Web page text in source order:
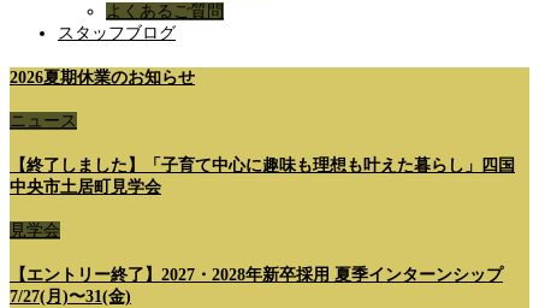
よくあるご質問
スタッフブログ
2026夏期休業のお知らせ
ニュース
【終了しました】「子育て中心に趣味も理想も叶えた暮らし」四国
中央市土居町見学会
見学会
【エントリー終了】2027・2028年新卒採用 夏季インターンシップ
7/27(月)〜31(金)